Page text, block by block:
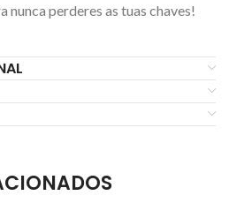
nunca perderes as tuas chaves!